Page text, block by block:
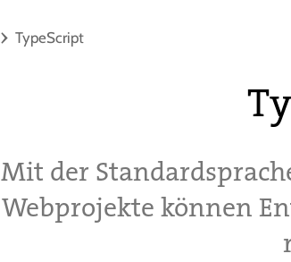
TypeScript
Mit der
Webprojekte können